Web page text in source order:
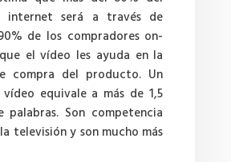
internet será a través de
de los compradores on-
el vídeo les ayuda en la
compra del producto. Un
equivale a más de 1,5
palabras. Son competencia
televisión y son mucho más